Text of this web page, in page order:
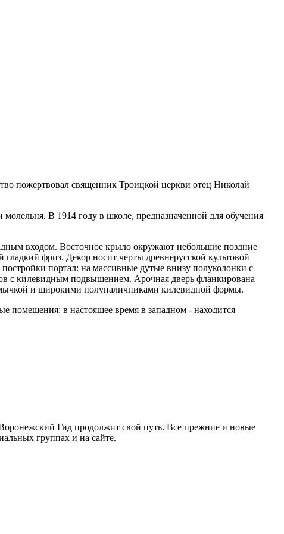
пожертвовал священник Троицкой церкви отец Николай
В 1914 году в школе, предназначенной для обучения
входом. Восточное крыло окружают небольшие поздние
фриз. Декор носит черты древнерусской культовой
портал: на массивные дутые внизу полуколонки с
с килевидным подвышением. Арочная дверь фланкирована
и широкими полуналичниками килевидной формы.
помещения: в настоящее время в западном - находится
Гид продолжит свой путь. Все прежние и новые
группах и на сайте.